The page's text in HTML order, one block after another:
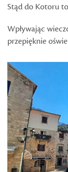
Stąd do Kotoru
Wpływając
przepięknie